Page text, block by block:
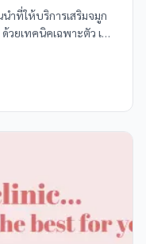
นำที่ให้บริการเสริมจมูก
ยเทคนิคเฉพาะตัว เน้น